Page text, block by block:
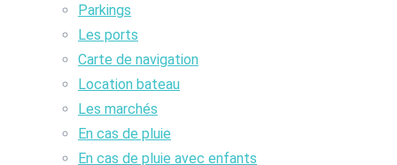
Parkings
Les ports
Carte de navigation
Location bateau
Les marchés
En cas de pluie
En cas de pluie avec enfants